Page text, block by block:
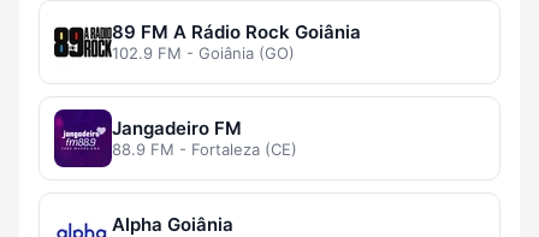
89 FM A Rádio Rock Goiânia
102.9 FM - Goiânia (GO)
Jangadeiro FM
88.9 FM - Fortaleza (CE)
Alpha Goiânia